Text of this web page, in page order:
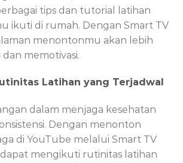
tips dan tutorial latihan
ikuti di rumah. Dengan Smart TV
menontonmu akan lebih
memotivasi.
Latihan yang Terjadwal
dalam menjaga kesehatan
Dengan menonton
di YouTube melalui Smart TV
dapat mengikuti rutinitas latihan